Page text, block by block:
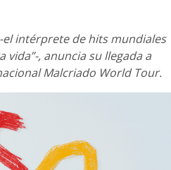
el intérprete de hits mundiales
vida”-, anuncia su llegada a
Malcriado World Tour.